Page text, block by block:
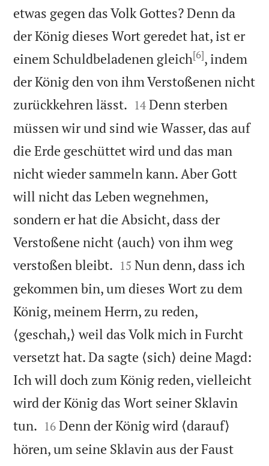
etwas gegen das Volk Gottes? Denn da
der König dieses Wort geredet hat, ist er
einem Schuldbeladenen gleich[6], indem
der König den von ihm Verstoßenen nicht
zurückkehren lässt. 

14 Denn sterben
müssen wir und sind wie Wasser, das auf
die Erde geschüttet wird und das man
nicht wieder sammeln kann. Aber Gott
will nicht das Leben wegnehmen,
sondern er hat die Absicht, dass der
Verstoßene nicht ⟨auch⟩ von ihm weg
verstoßen bleibt. 

15 Nun denn, dass ich
gekommen bin, um dieses Wort zu dem
König, meinem Herrn, zu reden,
⟨geschah,⟩ weil das Volk mich in Furcht
versetzt hat. Da sagte ⟨sich⟩ deine Magd:
Ich will doch zum König reden, vielleicht
wird der König das Wort seiner Sklavin
tun. 

16 Denn der König wird ⟨darauf⟩
hören, um seine Sklavin aus der Faust